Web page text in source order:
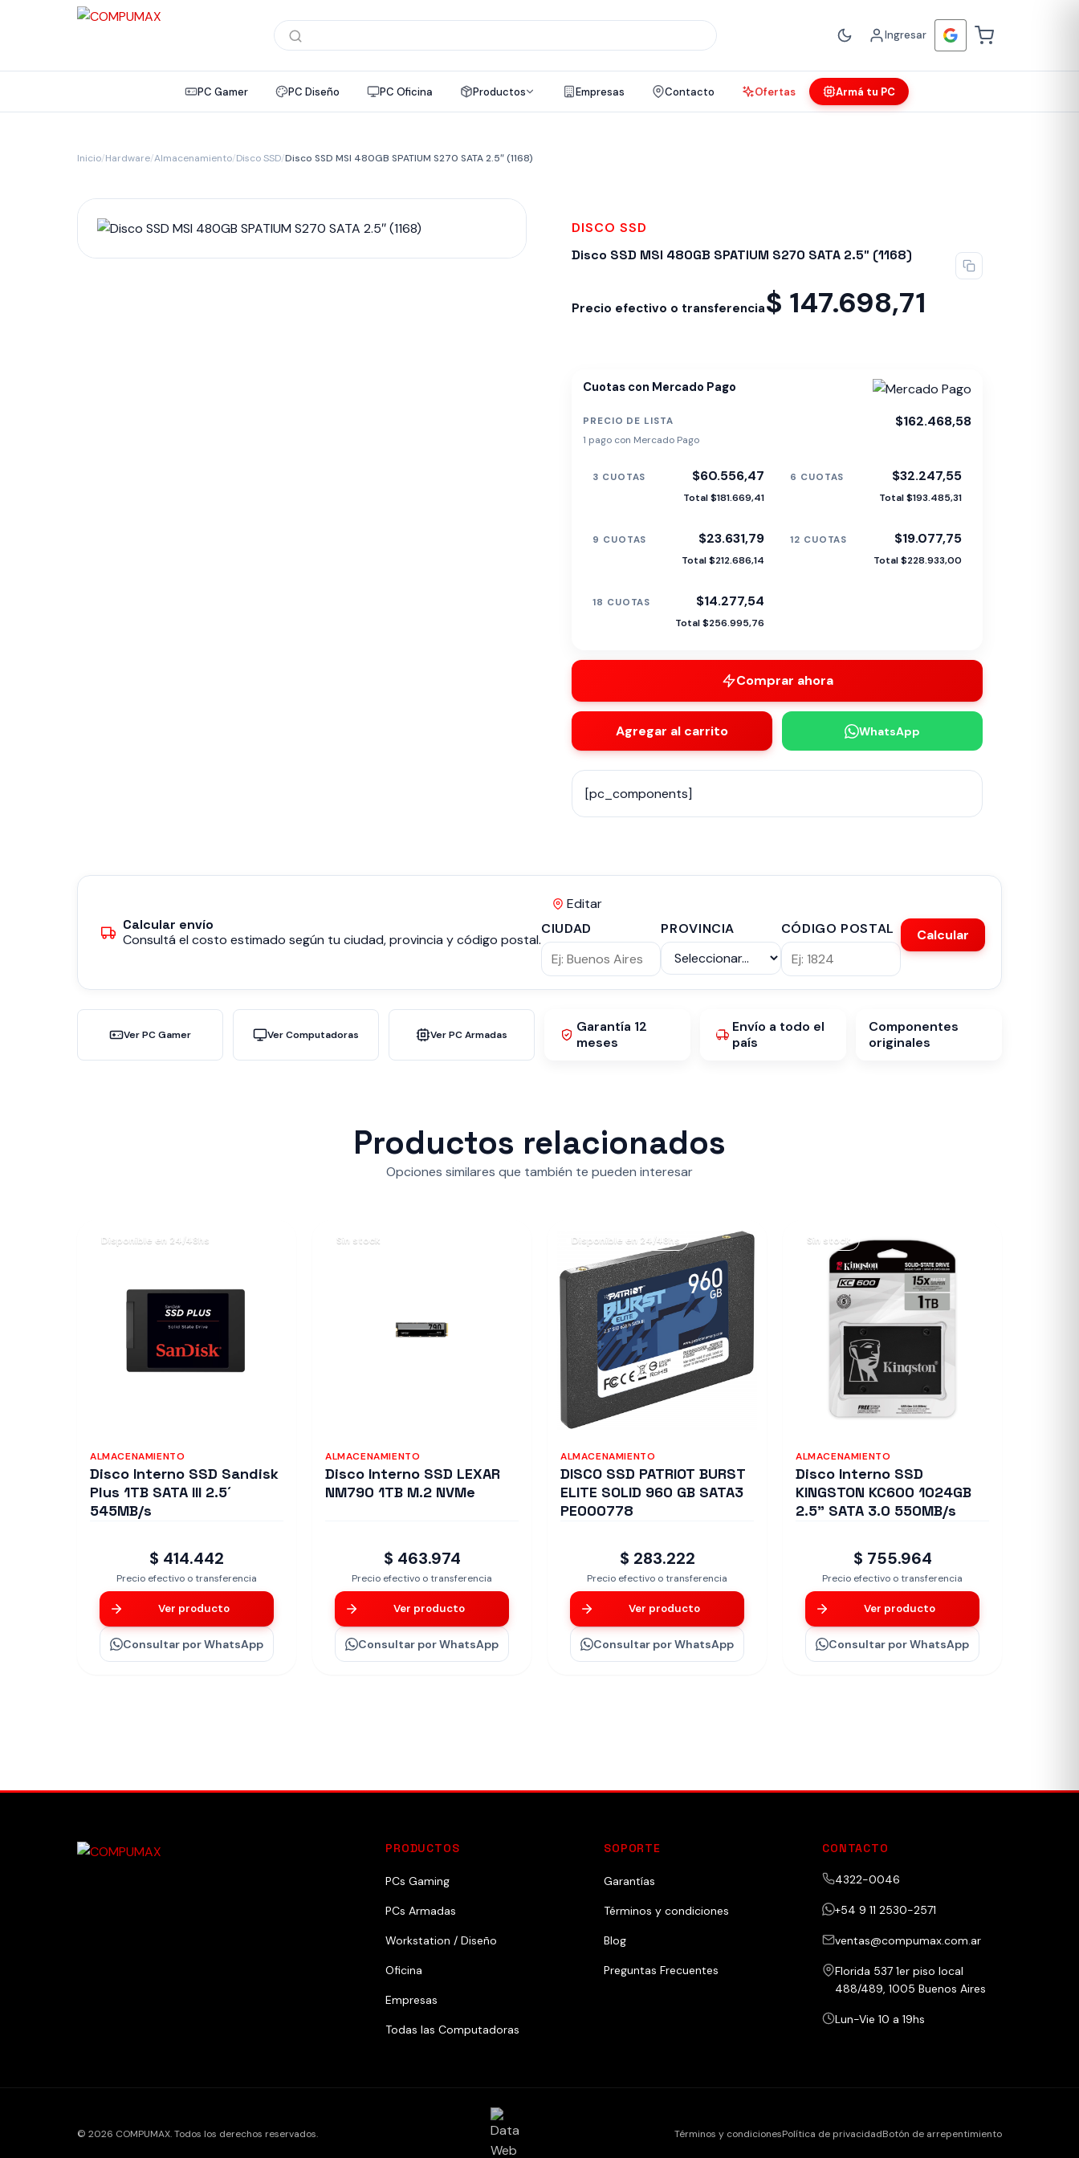
Búsqueda
de
productos
Ingresar
PC Gamer PC Diseño PC Oficina Productos Empresas Contacto Ofertas Armá tu PC
Inicio/Hardware/Almacenamiento/Disco SSD/Disco SSD MSI 480GB SPATIUM S270 SATA 2.5″ (1168)
DISCO SSD
Disco SSD MSI 480GB SPATIUM S270 SATA 2.5″ (1168)
Precio efectivo o transferencia$ 147.698,71
Cuotas con Mercado Pago
PRECIO DE LISTA $162.468,58
1 pago con Mercado Pago
3 CUOTAS $60.556,47
Total $181.669,41
6 CUOTAS $32.247,55
Total $193.485,31
9 CUOTAS $23.631,79
Total $212.686,14
12 CUOTAS $19.077,75
Total $228.933,00
18 CUOTAS $14.277,54
Total $256.995,76
Comprar ahora
Agregar al carrito WhatsApp
[pc_components]
Calcular envío
Consultá el costo estimado según tu ciudad, provincia y código postal.
Editar
CIUDAD
PROVINCIA CÓDIGO POSTAL Calcular
Ver PC Gamer Ver Computadoras Ver PC Armadas
Garantía 12
meses
Envío a todo el
país
Componentes
originales
Productos relacionados
Opciones similares que también te pueden interesar
Disponible en 24/48hs
ALMACENAMIENTO
Disco Interno SSD Sandisk
Plus 1TB SATA III 2.5´
545MB/s
$ 414.442
Precio efectivo o transferencia
Ver producto
Consultar por WhatsApp
Sin stock
ALMACENAMIENTO
Disco Interno SSD LEXAR
NM790 1TB M.2 NVMe
$ 463.974
Precio efectivo o transferencia
Ver producto
Consultar por WhatsApp
Disponible en 24/48hs
ALMACENAMIENTO
DISCO SSD PATRIOT BURST
ELITE SOLID 960 GB SATA3
PE000778
$ 283.222
Precio efectivo o transferencia
Ver producto
Consultar por WhatsApp
Sin stock
ALMACENAMIENTO
Disco Interno SSD
KINGSTON KC600 1024GB
2.5" SATA 3.0 550MB/s
$ 755.964
Precio efectivo o transferencia
Ver producto
Consultar por WhatsApp
PRODUCTOS
PCs Gaming
PCs Armadas
Workstation / Diseño
Oficina
Empresas
Todas las Computadoras
SOPORTE
Garantías
Términos y condiciones
Blog
Preguntas Frecuentes
CONTACTO
4322-0046
+54 9 11 2530-2571
ventas@compumax.com.ar
Florida 537 1er piso local
488/489, 1005 Buenos Aires
Lun-Vie 10 a 19hs
© 2026 COMPUMAX. Todos los derechos reservados. Términos y condicionesPolítica de privacidadBotón de arrepentimiento